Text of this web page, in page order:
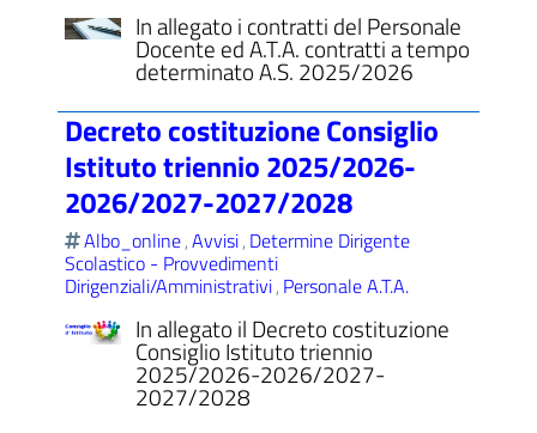
In allegato i contratti del Personale
Docente ed A.T.A. contratti a tempo
determinato A.S. 2025/2026
Decreto costituzione Consiglio
Istituto triennio 2025/2026-
2026/2027-2027/2028
Albo_online,Avvisi, Determine Dirigente
Scolastico - Provvedimenti
Dirigenziali/Amministrativi, Personale A.T.A.
In allegato il Decreto costituzione
Consiglio Istituto triennio
2025/2026-2026/2027-
2027/2028